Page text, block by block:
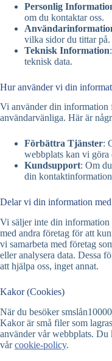
Personlig
om du kontaktar oss.
vilka sidor du tittar på.
Teknisk Information
teknisk data.
Hur använder vi din
Vi använder din information
användarvänliga. Här är
Förbättra Tjänster:
webbplats kan vi göra
Kundsupport: Om
din
Delar vi din information
Vi säljer inte din
med andra företag för att
vi samarbeta med företag
eller analysera data. Dessa
att hjälpa oss, inget annat.
Kakor (Cookies)
När du besöker
Kakor är små filer som
använder vår webbplats. Du
vårcookie-policy.